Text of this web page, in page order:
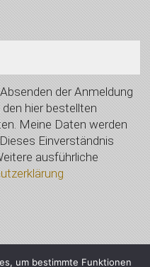
der Anmeldung
hier bestellten
Meine Daten werden
Einverständnis
ausführliche
um bestimmte Funktionen